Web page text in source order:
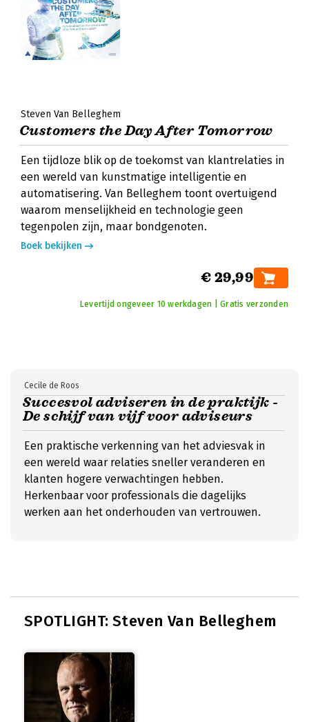
Steven Van Belleghem
Customers the Day After Tomorrow
Een tijdloze blik op de toekomst van klantrelaties in
een wereld van kunstmatige intelligentie en
automatisering. Van Belleghem toont overtuigend
waarom menselijkheid en technologie geen
tegenpolen zijn, maar bondgenoten.
Boek bekijken
€ 29,99
Levertijd ongeveer 10 werkdagen | Gratis verzonden
Succesvol adviseren in de praktijk -
De schijf van vijf voor adviseurs
Cecile de Roos
Een praktische verkenning van het adviesvak in
een wereld waar relaties sneller veranderen en
klanten hogere verwachtingen hebben.
Herkenbaar voor professionals die dagelijks
werken aan het onderhouden van vertrouwen.
SPOTLIGHT: Steven Van Belleghem